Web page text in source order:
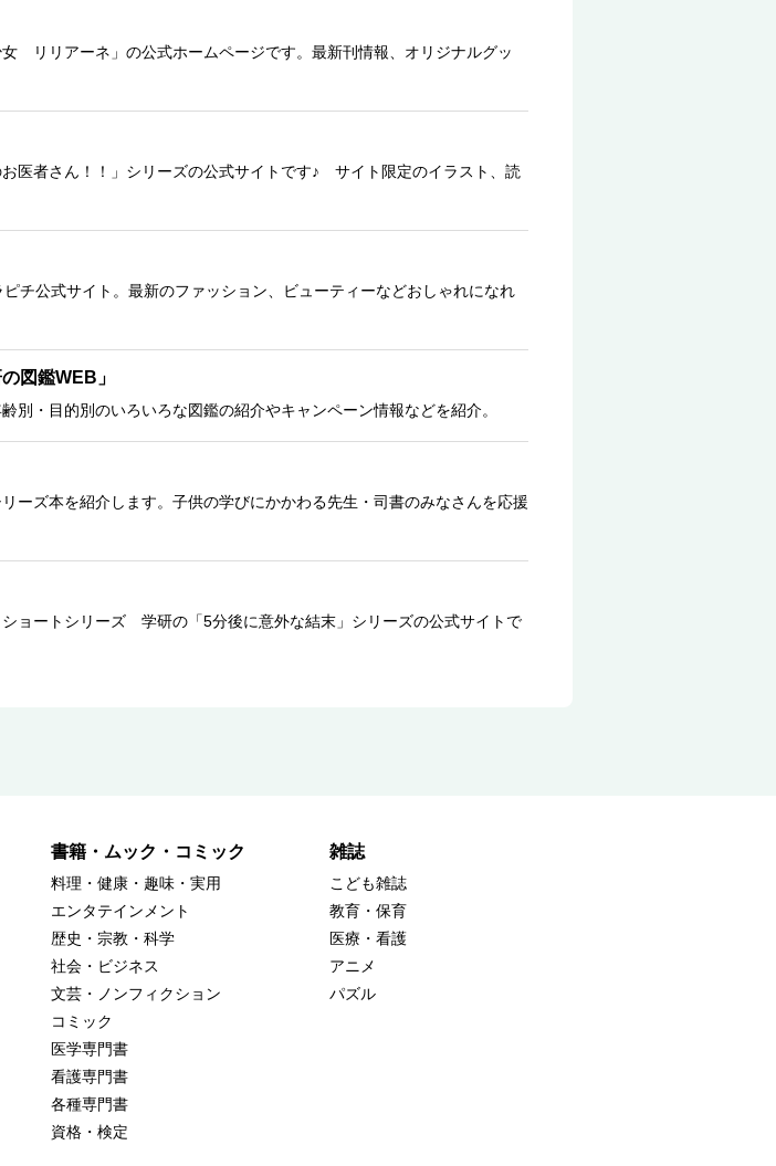
リリアーネ」の公式ホームページです。最新刊情報、オリジナルグッ
医者さん！！」シリーズの公式サイトです♪ サイト限定のイラスト、読
チ公式サイト。最新のファッション、ビューティーなどおしゃれになれ
図鑑WEB」
・目的別のいろいろな図鑑の紹介やキャンペーン情報などを紹介。
ーズ本を紹介します。子供の学びにかかわる先生・司書のみなさんを応援
ョートシリーズ 学研の「5分後に意外な結末」シリーズの公式サイトで
書籍・ムック・コミック
料理・健康・趣味・実用
エンタテインメント
歴史・宗教・科学
社会・ビジネス
文芸・ノンフィクション
コミック
医学専門書
看護専門書
各種専門書
資格・検定
雑誌
こども雑誌
教育・保育
医療・看護
アニメ
パズル